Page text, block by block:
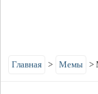
Главная > Мемы >